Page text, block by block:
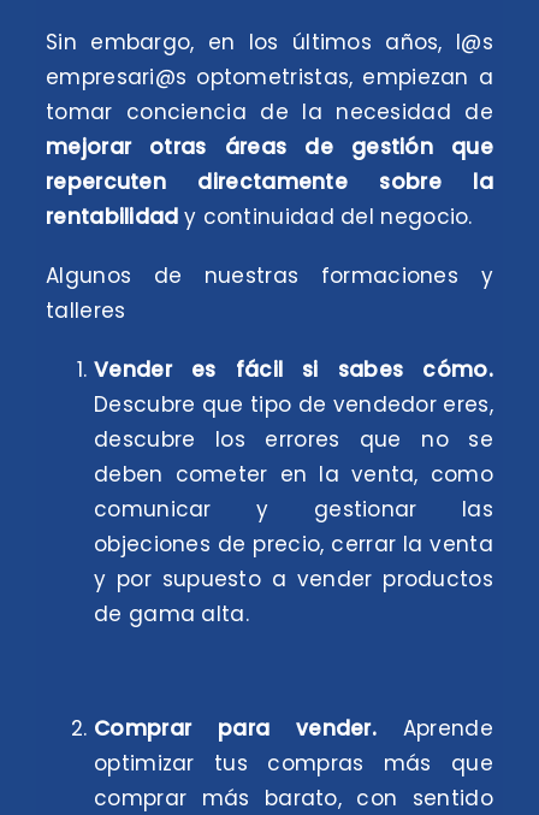
Sin embargo, en los últimos años, l@s
empresari@s optometristas, empiezan a
tomar conciencia de la necesidad de
mejorar otras áreas de gestión que
repercuten directamente sobre la
rentabilidad y continuidad del negocio.
Algunos de nuestras formaciones y
talleres
Vender es fácil si sabes cómo.
Descubre que tipo de vendedor eres,
descubre los errores que no se
deben cometer en la venta, como
comunicar y gestionar las
objeciones de precio, cerrar la venta
y por supuesto a vender productos
de gama alta.
Comprar para vender. Aprende
optimizar tus compras más que
comprar más barato, con sentido